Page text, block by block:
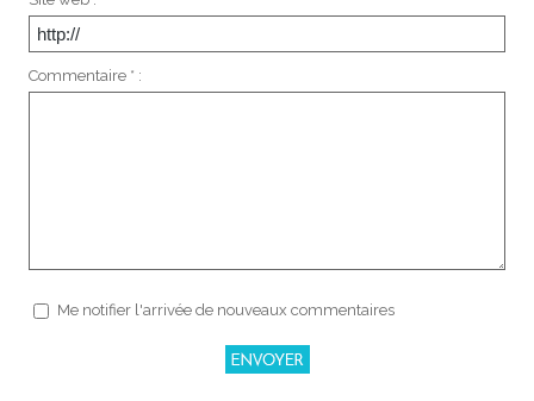
Commentaire * :
Me notifier l'arrivée de nouveaux commentaires